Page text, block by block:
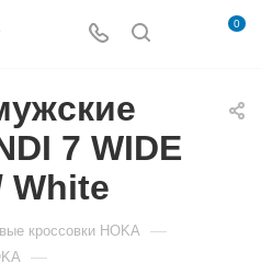
0
7 WIDE
White
кроссовки HOKA —
—